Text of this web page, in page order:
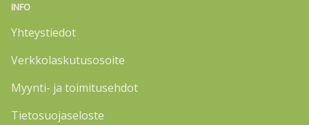
INFO
Yhteystiedot
Verkkolaskutusosoite
Myynti- ja toimitusehdot
Tietosuojaseloste